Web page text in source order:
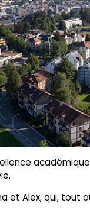
et Alex, qui,